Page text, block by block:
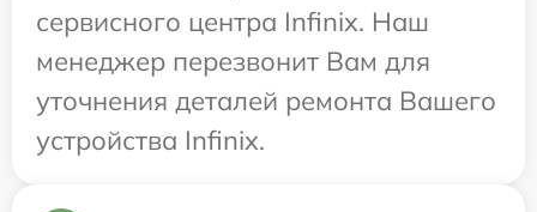
сервисного центра Infinix. Наш
менеджер перезвонит Вам для
уточнения деталей ремонта Вашего
устройства Infinix.